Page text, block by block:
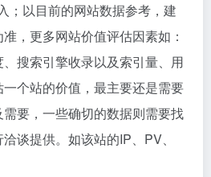
；以目前的网站数据参考，建
，更多网站价值评估因素如：
搜索引擎收录以及索引量、用
个站的价值，最主要还是需要
要，一些确切的数据则需要找
谈提供。如该站的IP、PV、